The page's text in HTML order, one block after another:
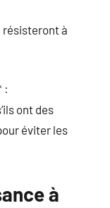
résisteront à
:
ont des
éviter les
à